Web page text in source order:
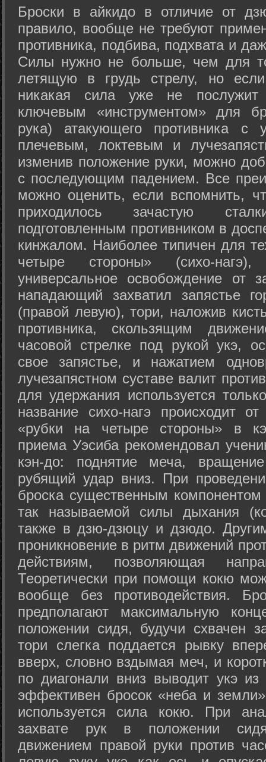
Броски в айкидо в отличие от
правило, вообще не требуют
противника, подбива, подхвата и
Силы нужно не больше, чем для
летящую в грудь стрелу, но
никакая сила уже не
ключевым «инструментом» для
рука) атакующего противника с
плечевым, локтевым и
изменив положение руки, можно
с последующим падением. Все
можно оценить, если вспомнить,
приходилось зачастую
подготовленным противником в
кинжалом. Наиболее типичен для
четыре стороны» (сихо-
универсальное освобождение от
нападающий захватил запястье
(правой левую), тори, наложив
противника, скользящим
часовой стрелке под рукой укэ,
свое запястье, и нажатием
лучезапястном суставе валит
для удержания используется
название сихо-нагэ происходит
«рубки на четыре стороны» в
приема Уэсиба рекомендовал
кэн-до: поднятие меча,
рубящий удар вниз. При
броска существенным компонентом
так называемой силы дыхания
также в дзю-дзюцу и дзюдо.
проникновение в ритм движений
действиям, позволяющая
Теоретически при помощи кокю
вообще без противодействия.
предполагают максимальную
положении сидя, будучи схвачен
тори слегка поддается рывку
вверх, словно вздымая меч, и
по диагонали вниз выводит укэ
эффективен бросок «неба и
используется сила кокю. При
захвате рук в положении
движением правой руки против